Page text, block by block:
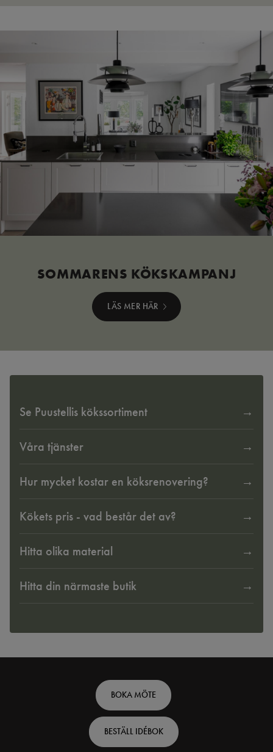
SOMMARENS KÖKSKAMPANJ
LÄS MER HÄR
Se Puustellis kökssortiment
Våra tjänster
Hur mycket kostar en köksrenovering?
Kökets pris - vad består det av?
Hitta olika material
Hitta din närmaste butik
BOKA MÖTE
BESTÄLL IDÉBOK